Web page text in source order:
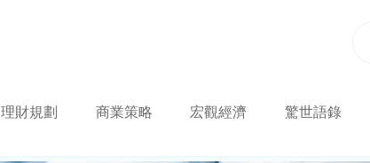
理財規劃 商業策略 宏觀經濟 驚世語錄